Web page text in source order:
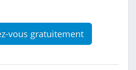
vous gratuitement